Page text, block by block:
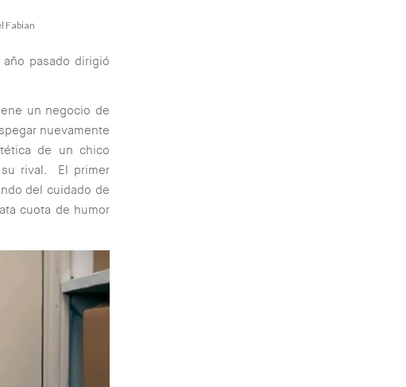
Fabian
pasado dirigió
un negocio de
nuevamente
de un chico
su rival. El primer
del cuidado de
cuota de humor